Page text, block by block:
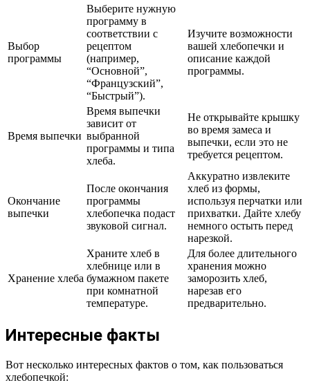
Выбор
программы
Выберите нужную
программу в
соответствии с
рецептом
(например,
“Основной”,
“Французский”,
“Быстрый”).
Изучите возможности
вашей хлебопечки и
описание каждой
программы.
Время выпечки
Время выпечки
зависит от
выбранной
программы и типа
хлеба.
Не открывайте крышку
во время замеса и
выпечки, если это не
требуется рецептом.
Окончание
выпечки
После окончания
программы
хлебопечка подаст
звуковой сигнал.
Аккуратно извлеките
хлеб из формы,
используя перчатки или
прихватки. Дайте хлебу
немного остыть перед
нарезкой.
Хранение хлеба
Храните хлеб в
хлебнице или в
бумажном пакете
при комнатной
температуре.
Для более длительного
хранения можно
заморозить хлеб,
нарезав его
предварительно.
Интересные факты
Вот несколько интересных фактов о том, как пользоваться
хлебопечкой: